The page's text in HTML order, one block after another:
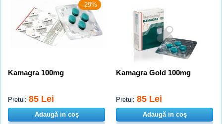
-29%
Kamagra 100mg
Pretul: 85 Lei
Adaugă in coş
Kamagra Gold 100mg
Pretul: 85 Lei
Adaugă in coş